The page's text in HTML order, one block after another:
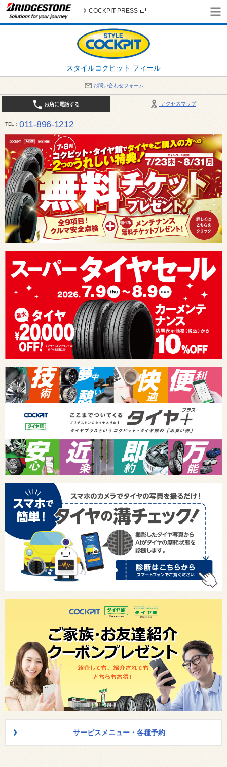
スタイルコクピット フィール
COCKPIT PRESS
お問い合わせフォーム
アクセスマップ
お店に電話する
TEL 011-896-1212
平日・日・祝日：作業受付10:00～17:30 、商談受付は10:00～18:00 まで 営業時間は10:00～
受け出来ない場合がございます。店舗までお問い合わせください。電話も込み合うことが予想さ
日：2026年8月の定休日 毎週 火曜日と水曜日 8月10日(月曜日) から 8月14日(金曜
サービスメニュー・各種予約